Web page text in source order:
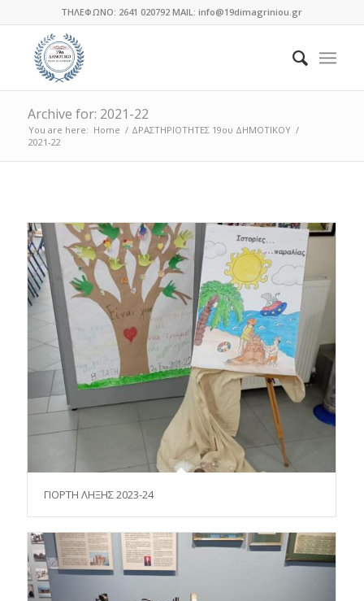
ΤΗΛΕΦΩΝΟ: 2641 020792 MAIL: info@19dimagriniou.gr
Archive for: 2021-22
You are here: Home / ΔΡΑΣΤΗΡΙΟΤΗΤΕΣ 19ου ΔΗΜΟΤΙΚΟΥ /
2021-22
ΓΙΟΡΤΗ ΛΗΞΗΣ 2023-24